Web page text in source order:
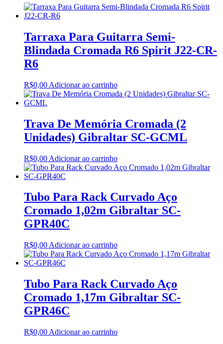
Tarraxa Para Guitarra Semi-
Blindada Cromada R6 Spirit J22-CR-
R6
R$0,00 Adicionar ao carrinho
Trava De Memória Cromada (2
Unidades) Gibraltar SC-GCML
R$0,00 Adicionar ao carrinho
Tubo Para Rack Curvado Aço
Cromado 1,02m Gibraltar SC-
GPR40C
R$0,00 Adicionar ao carrinho
Tubo Para Rack Curvado Aço
Cromado 1,17m Gibraltar SC-
GPR46C
R$0,00 Adicionar ao carrinho